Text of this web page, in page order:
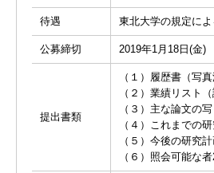
待遇 東北大学の規定によ
公募締切 2019年1月18日(金
提出書類
（１）履歴書（写真
（２）業績リスト
（３）主な論文の
（４）これまでの
（５）今後の研究
（６）照会可能な